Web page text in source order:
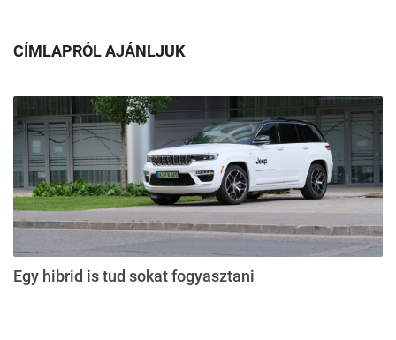
CÍMLAPRÓL AJÁNLJUK
Egy hibrid is tud sokat fogyasztani